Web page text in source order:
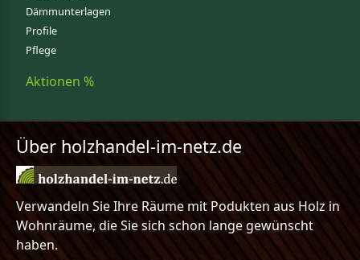
Dämmunterlagen
Profile
Pflege
Aktionen %
Über holzhandel-im-netz.de
Verwandeln Sie Ihre Räume mit Podukten aus Holz in
Wohnräume, die Sie sich schon lange gewünscht
haben.